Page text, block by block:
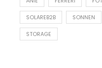
SOLAREB2B SONNEN
STORAGE